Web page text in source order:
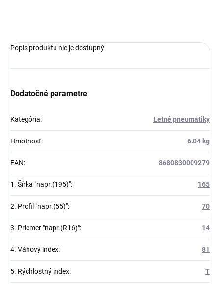
Popis produktu nie je dostupný
Dodatočné parametre
Kategória: Letné pneumatiky
Hmotnosť: 6.04 kg
EAN: 8680830009279
1. Šírka "napr.(195)": 165
2. Profil "napr.(55)": 70
3. Priemer "napr.(R16)": 14
4. Váhový index: 81
5. Rýchlostný index: T